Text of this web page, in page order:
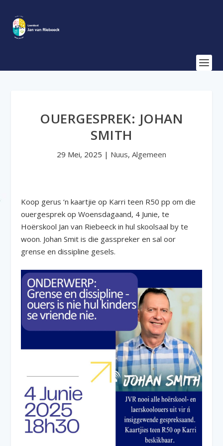
OUERGESPREK: JOHAN
SMITH
29 Mei, 2025 | Nuus, Algemeen
Koop gerus ‘n kaartjie op Karri teen R50 pp om die
ouergesprek op Woensdagaand, 4 Junie, te
Hoërskool Jan van Riebeeck in hul skoolsaal by te
woon. Johan Smit is die gasspreker en sal oor
grense en dissipline gesels.